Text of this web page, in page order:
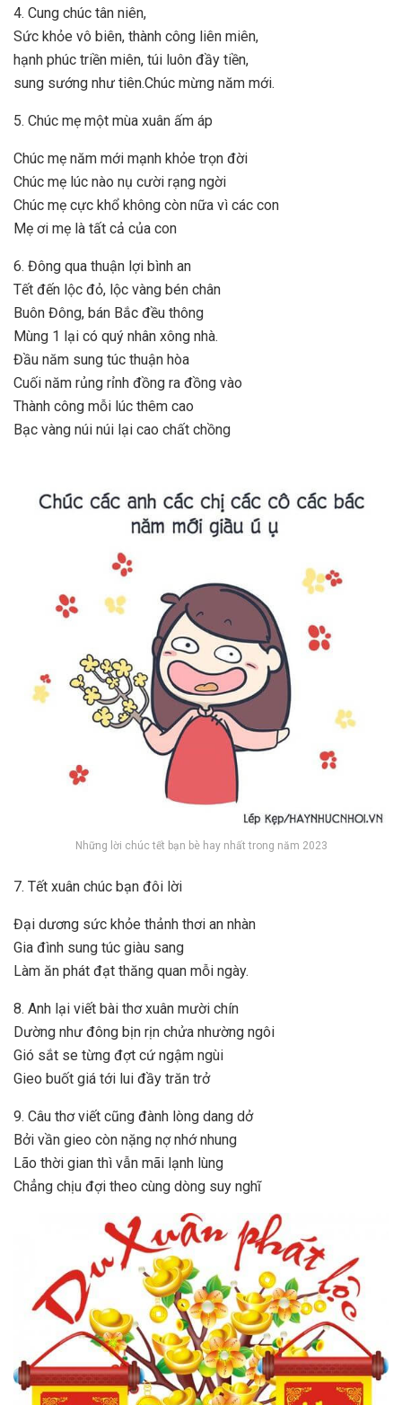
4. Cung chúc tân niên,
Sức khỏe vô biên, thành công liên miên,
hạnh phúc triền miên, túi luôn đầy tiền,
sung sướng như tiên.Chúc mừng năm mới.
5. Chúc mẹ một mùa xuân ấm áp
Chúc mẹ năm mới mạnh khỏe trọn đời
Chúc mẹ lúc nào nụ cười rạng ngời
Chúc mẹ cực khổ không còn nữa vì các con
Mẹ ơi mẹ là tất cả của con
6. Đông qua thuận lợi bình an
Tết đến lộc đỏ, lộc vàng bén chân
Buôn Đông, bán Bắc đều thông
Mùng 1 lại có quý nhân xông nhà.
Đầu năm sung túc thuận hòa
Cuối năm rủng rỉnh đồng ra đồng vào
Thành công mỗi lúc thêm cao
Bạc vàng núi núi lại cao chất chồng
Những lời chúc tết bạn bè hay nhất trong năm 2023
7. Tết xuân chúc bạn đôi lời
Đại dương sức khỏe thảnh thơi an nhàn
Gia đình sung túc giàu sang
Làm ăn phát đạt thăng quan mỗi ngày.
8. Anh lại viết bài thơ xuân mười chín
Dường như đông bịn rịn chửa nhường ngôi
Gió sắt se từng đợt cứ ngậm ngùi
Gieo buốt giá tới lui đầy trăn trở
9. Câu thơ viết cũng đành lòng dang dở
Bởi vần gieo còn nặng nợ nhớ nhung
Lão thời gian thì vẫn mãi lạnh lùng
Chẳng chịu đợi theo cùng dòng suy nghĩ